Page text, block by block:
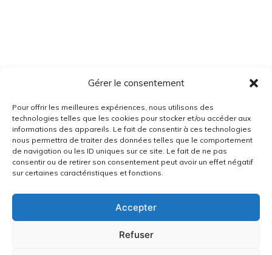
Gérer le consentement
Pour offrir les meilleures expériences, nous utilisons des
technologies telles que les cookies pour stocker et/ou accéder aux
informations des appareils. Le fait de consentir à ces technologies
nous permettra de traiter des données telles que le comportement
de navigation ou les ID uniques sur ce site. Le fait de ne pas
consentir ou de retirer son consentement peut avoir un effet négatif
sur certaines caractéristiques et fonctions.
Accepter
Refuser